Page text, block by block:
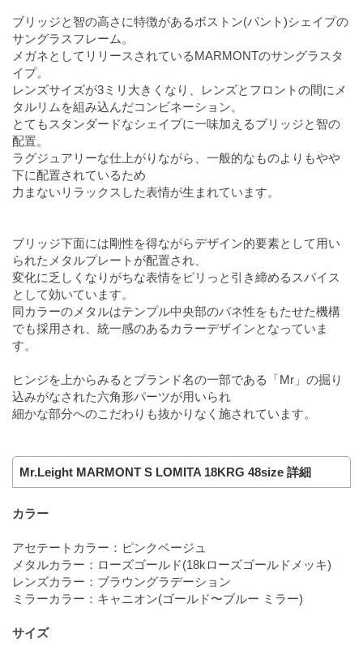
ブリッジと智の高さに特徴があるボストン(パント)シェイプの
サングラスフレーム。
メガネとしてリリースされているMARMONTのサングラスタ
イプ。
レンズサイズが3ミリ大きくなり、レンズとフロントの間にメ
タルリムを組み込んだコンビネーション。
とてもスタンダードなシェイプに一味加えるブリッジと智の
配置。
ラグジュアリーな仕上がりながら、一般的なものよりもやや
下に配置されているため
力まないリラックスした表情が生まれています。
ブリッジ下面には剛性を得ながらデザイン的要素として用い
られたメタルプレートが配置され、
変化に乏しくなりがちな表情をピリっと引き締めるスパイス
として効いています。
同カラーのメタルはテンプル中央部のバネ性をもたせた機構
でも採用され、統一感のあるカラーデザインとなっていま
す。
ヒンジを上からみるとブランド名の一部である「Mr」の掘り
込みがなされた六角形パーツが用いられ
細かな部分へのこだわりも抜かりなく施されています。
Mr.Leight MARMONT S LOMITA 18KRG 48size 詳細
カラー
アセテートカラー：ピンクベージュ
メタルカラー：ローズゴールド(18kローズゴールドメッキ)
レンズカラー：ブラウングラデーション
ミラーカラー：キャニオン(ゴールド〜ブルー ミラー)
サイズ